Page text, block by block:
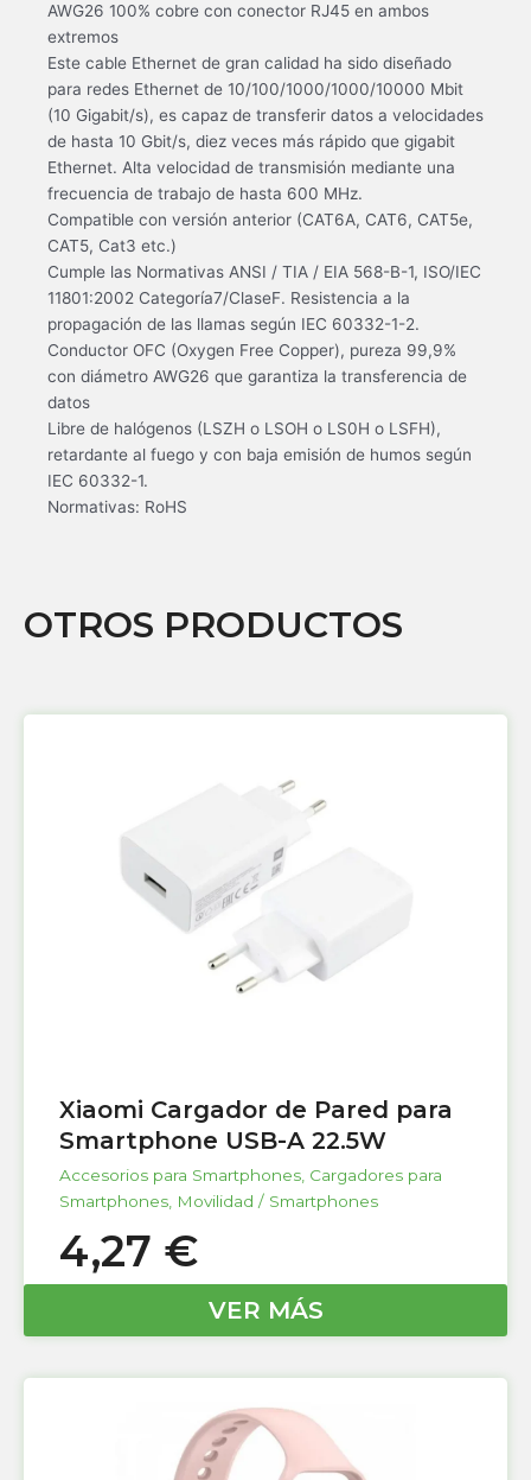
AWG26 100% cobre con conector RJ45 en ambos
extremos
Este cable Ethernet de gran calidad ha sido diseñado
para redes Ethernet de 10/100/1000/1000/10000 Mbit
(10 Gigabit/s), es capaz de transferir datos a velocidades
de hasta 10 Gbit/s, diez veces más rápido que gigabit
Ethernet. Alta velocidad de transmisión mediante una
frecuencia de trabajo de hasta 600 MHz.
Compatible con versión anterior (CAT6A, CAT6, CAT5e,
CAT5, Cat3 etc.)
Cumple las Normativas ANSI / TIA / EIA 568-B-1, ISO/IEC
11801:2002 Categoría7/ClaseF. Resistencia a la
propagación de las llamas según IEC 60332-1-2.
Conductor OFC (Oxygen Free Copper), pureza 99,9%
con diámetro AWG26 que garantiza la transferencia de
datos
Libre de halógenos (LSZH o LSOH o LS0H o LSFH),
retardante al fuego y con baja emisión de humos según
IEC 60332-1.
Normativas: RoHS
OTROS PRODUCTOS
Xiaomi Cargador de Pared para
Smartphone USB-A 22.5W
Accesorios para Smartphones, Cargadores para
Smartphones, Movilidad / Smartphones
4,27 €
VER MÁS